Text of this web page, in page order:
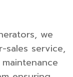
we
sales service,